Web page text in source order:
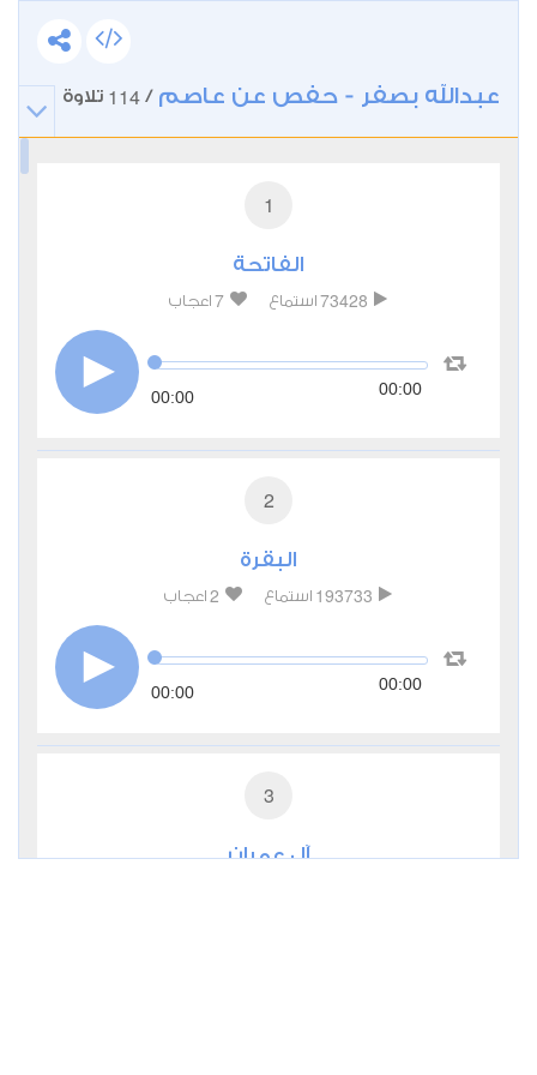
عبدالله بصفر - حفص عن عاصم /
114 تلاوة
1
الفاتحة
73428 استماع 7 اعجاب
00:00 00:00
2
البقرة
193733 استماع 2 اعجاب
00:00 00:00
3
آل عمران